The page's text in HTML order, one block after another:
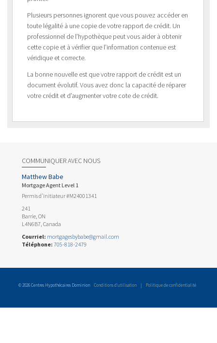
Plusieurs personnes ignorent que vous pouvez accéder en
toute légalité à une copie de votre rapport de crédit. Un
professionnel de l’hypothèque peut vous aider à obtenir
cette copie et à vérifier que l’information contenue est
véridique et correcte.
La bonne nouvelle est que votre rapport de crédit est un
document évolutif. Vous avez donc la capacité de réparer
votre crédit et d’augmenter votre cote de crédit.
COMMUNIQUER AVEC NOUS
Matthew Babe
Mortgage Agent Level 1
Permis d’initiateur #M24001341
241
Barrie, ON
L4N6B7, Canada
Courriel: mortgagesbybabe@gmail.com
Téléphone: 705-818-2479
© 2026 Centres Hypothécaires Dominion Conditions d’utilisation | Politique de confidentialité